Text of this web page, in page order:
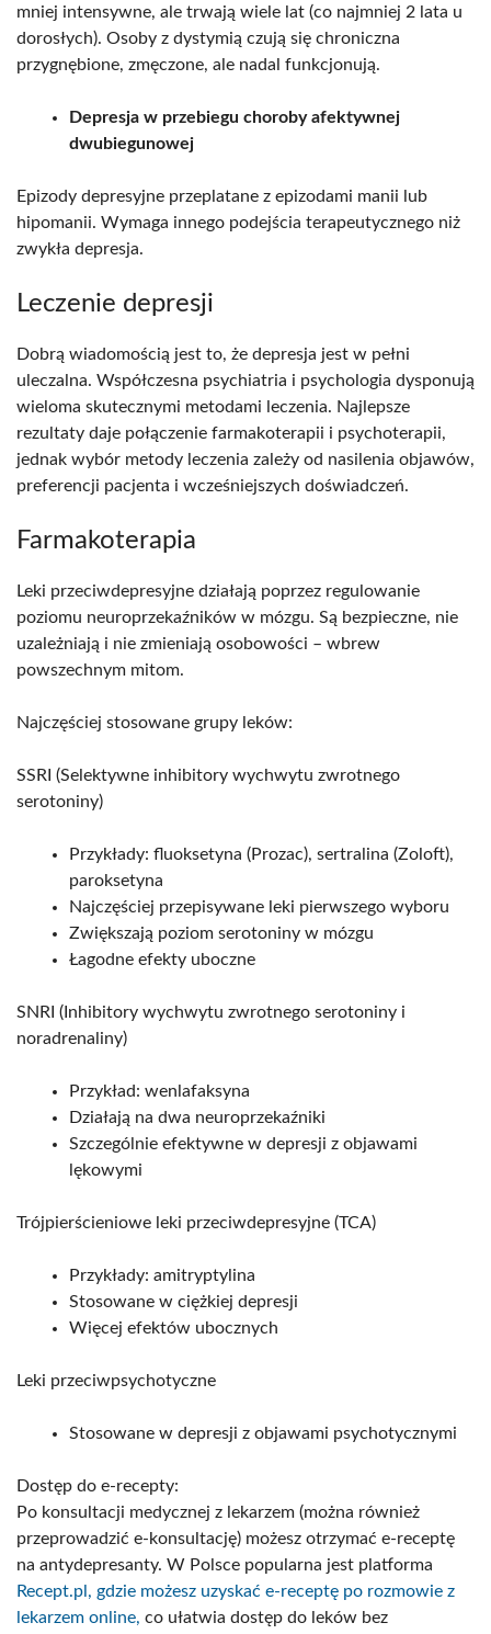
mniej intensywne, ale trwają wiele lat (co najmniej 2 lata u
dorosłych). Osoby z dystymią czują się chroniczna
przygnębione, zmęczone, ale nadal funkcjonują.​
Depresja w przebiegu choroby afektywnej
dwubiegunowej
Epizody depresyjne przeplatane z epizodami manii lub
hipomanii. Wymaga innego podejścia terapeutycznego niż
zwykła depresja.​
Leczenie depresji
Dobrą wiadomością jest to, że depresja jest w pełni
uleczalna. Współczesna psychiatria i psychologia dysponują
wieloma skutecznymi metodami leczenia. Najlepsze
rezultaty daje połączenie farmakoterapii i psychoterapii,
jednak wybór metody leczenia zależy od nasilenia objawów,
preferencji pacjenta i wcześniejszych doświadczeń.​
Farmakoterapia
Leki przeciwdepresyjne działają poprzez regulowanie
poziomu neuroprzekaźników w mózgu. Są bezpieczne, nie
uzależniają i nie zmieniają osobowości – wbrew
powszechnym mitom.​
Najczęściej stosowane grupy leków:
SSRI (Selektywne inhibitory wychwytu zwrotnego
serotoniny)
Przykłady: fluoksetyna (Prozac), sertralina (Zoloft),
paroksetyna
Najczęściej przepisywane leki pierwszego wyboru
Zwiększają poziom serotoniny w mózgu
Łagodne efekty uboczne​
SNRI (Inhibitory wychwytu zwrotnego serotoniny i
noradrenaliny)
Przykład: wenlafaksyna
Działają na dwa neuroprzekaźniki
Szczególnie efektywne w depresji z objawami
lękowymi​
Trójpierścieniowe leki przeciwdepresyjne (TCA)
Przykłady: amitryptylina
Stosowane w ciężkiej depresji
Więcej efektów ubocznych​
Leki przeciwpsychotyczne
Stosowane w depresji z objawami psychotycznymi​
Dostęp do e-recepty:
Po konsultacji medycznej z lekarzem (można również
przeprowadzić e-konsultację) możesz otrzymać e-receptę
na antydepresanty. W Polsce popularna jest platforma
Recept.pl, gdzie możesz uzyskać e-receptę po rozmowie z
lekarzem online, co ułatwia dostęp do leków bez